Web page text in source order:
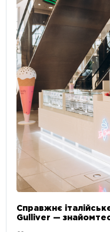
Справжнє
Gulliver —